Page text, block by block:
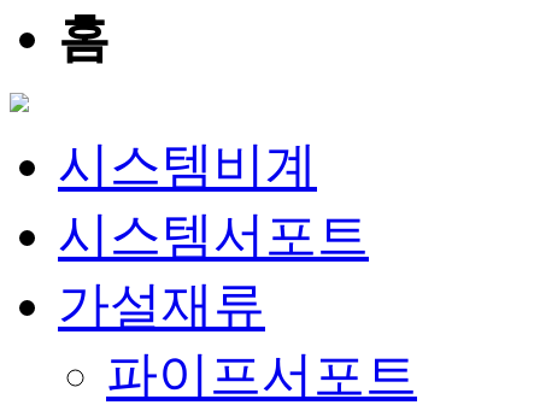
홈
시스템비계
시스템서포트
가설재류
파이프서포트